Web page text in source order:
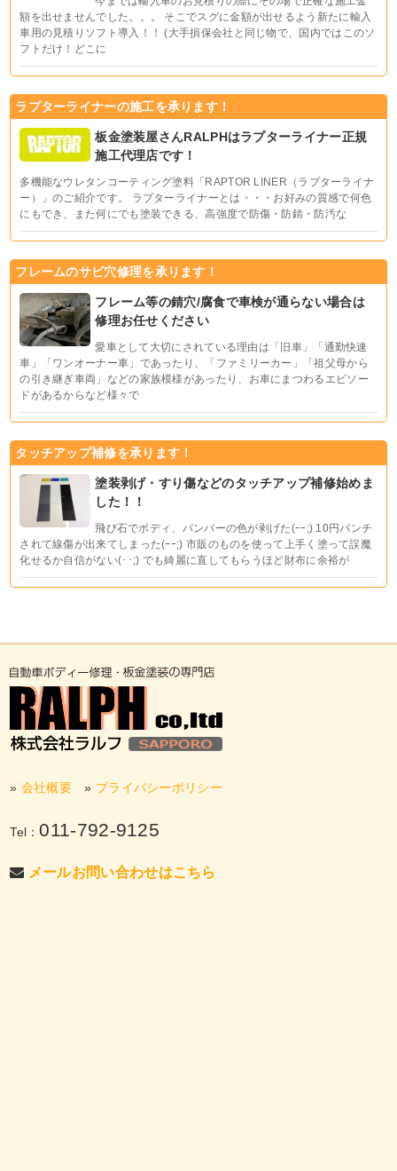
額を出せませんでした。。。 そこでスグに金額が出せるよう新たに輸入
車用の見積りソフト導入！！ (大手損保会社と同じ物で、国内ではこのソ
フトだけ！どこに
ラプターライナーの施工を承ります！
板金塗装屋さんRALPHはラプターライナー正規
施工代理店です！
多機能なウレタンコーティング塗料「RAPTOR LINER（ラプターライナ
ー）」のご紹介です。 ラプターライナーとは・・・お好みの質感で何色
にもでき、また何にでも塗装できる、高強度で防傷・防錆・防汚な
フレームのサビ穴修理を承ります！
フレーム等の錆穴/腐食で車検が通らない場合は
修理お任せください
愛車として大切にされている理由は「旧車」「通勤快速
車」「ワンオーナー車」であったり、「ファミリーカー」「祖父母から
の引き継ぎ車両」などの家族模様があったり、お車にまつわるエピソー
ドがあるからなど様々で
タッチアップ補修を承ります！
塗装剥げ・すり傷などのタッチアップ補修始めま
した！！
飛び石でボディ、バンパーの色が剥げた(ｰｰ;) 10円パンチ
されて線傷が出来てしまった(ｰｰ;) 市販のものを使って上手く塗って誤魔
化せるか自信がない(･･;) でも綺麗に直してもらうほど財布に余裕が
» 会社概要 » プライバシーポリシー
Tel：011-792-9125
メールお問い合わせはこちら